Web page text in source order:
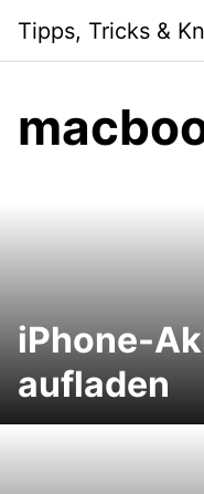
i
Tipps, Tricks &
iPhone-
aufladen